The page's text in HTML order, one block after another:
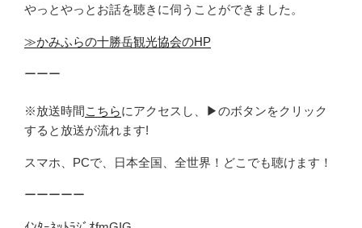
やっとやっとお話を聴きに伺うことができました。
≫かみふらの十勝岳観光協会のHP
ーーー
※放送時間こちらにアクセスし、▶のボタンをクリック
すると放送が流れます!
スマホ、PCで、日本全国、全世界！どこでも聴けます！
ーーーーー